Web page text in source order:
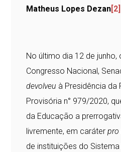
Matheus Lopes Dezan [2]
No último dia 12 de junho,
Congresso Nacional,
devolveu à Presidência da
Provisória n° 979/2020,
da Educação a
livremente, em caráterpro
de instituições do Sistema